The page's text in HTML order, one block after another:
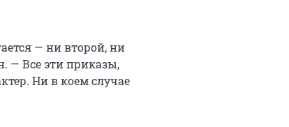
— ни второй, ни
— Все эти приказы,
Ни в коем случае